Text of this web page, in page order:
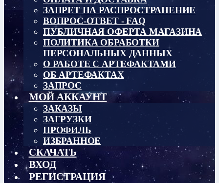
ЗАПРЕТ НА РАСПРОСТРАНЕНИЕ
ВОПРОС-ОТВЕТ - FAQ
ПУБЛИЧНАЯ ОФЕРТА МАГАЗИНА
ПОЛИТИКА ОБРАБОТКИ
ПЕРСОНАЛЬНЫХ ДАННЫХ
О РАБОТЕ С АРТЕФАКТАМИ
ОБ АРТЕФАКТАХ
ЗАПРОС
МОЙ АККАУНТ
ЗАКАЗЫ
ЗАГРУЗКИ
ПРОФИЛЬ
ИЗБРАННОЕ
СКАЧАТЬ
ВХОД
РЕГИСТРАЦИЯ